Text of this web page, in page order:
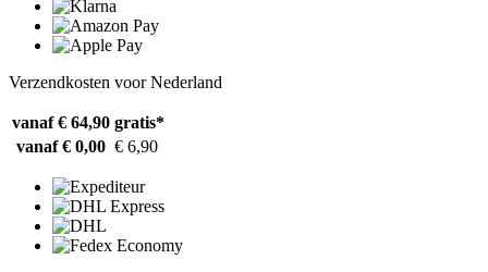
Verzendkosten voor Nederland
vanaf € 64,90 gratis*
vanaf € 0,00 € 6,90